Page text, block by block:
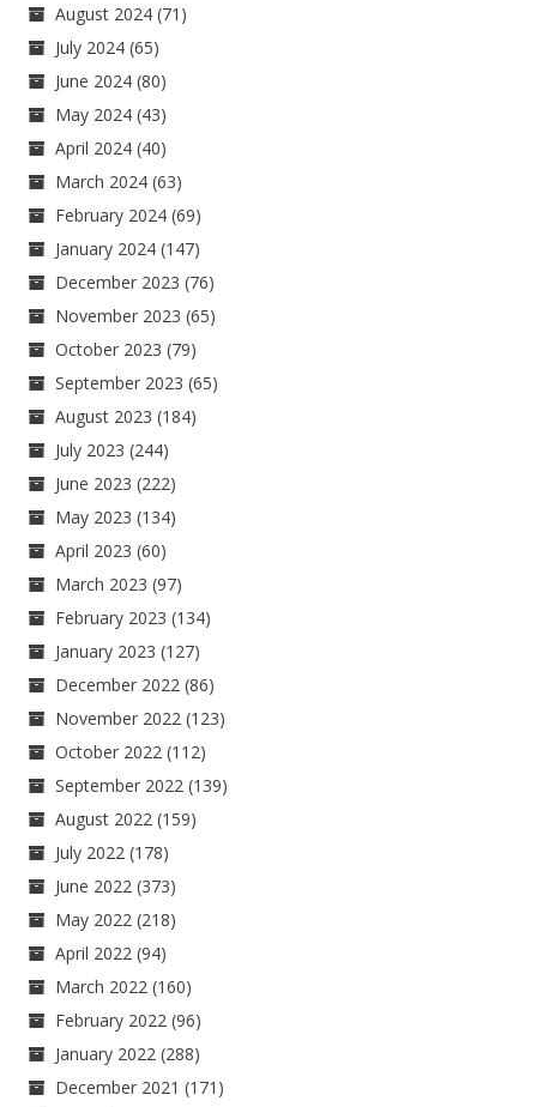
August 2024 (71)
July 2024 (65)
June 2024 (80)
May 2024 (43)
April 2024 (40)
March 2024 (63)
February 2024 (69)
January 2024 (147)
December 2023 (76)
November 2023 (65)
October 2023 (79)
September 2023 (65)
August 2023 (184)
July 2023 (244)
June 2023 (222)
May 2023 (134)
April 2023 (60)
March 2023 (97)
February 2023 (134)
January 2023 (127)
December 2022 (86)
November 2022 (123)
October 2022 (112)
September 2022 (139)
August 2022 (159)
July 2022 (178)
June 2022 (373)
May 2022 (218)
April 2022 (94)
March 2022 (160)
February 2022 (96)
January 2022 (288)
December 2021 (171)